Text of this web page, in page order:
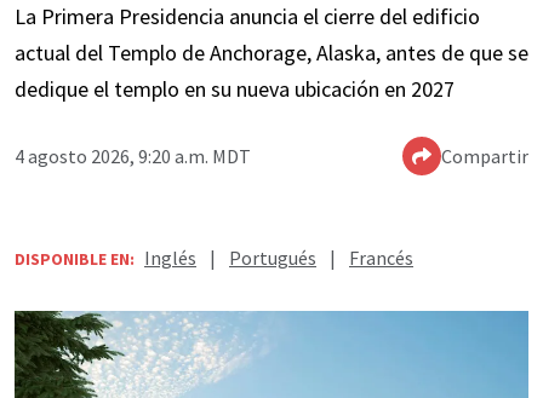
La Primera Presidencia anuncia el cierre del edificio
actual del Templo de Anchorage, Alaska, antes de que se
dedique el templo en su nueva ubicación en 2027
4 agosto 2026, 9:20 a.m. MDT Compartir
DISPONIBLE EN: Inglés | Portugués | Francés